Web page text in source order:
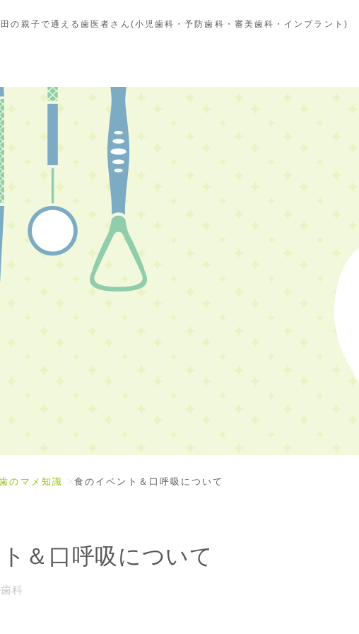
の親子で通える歯医者さん(小児歯科・予防歯科・審美歯科・インプラント)
のマメ知識 食のイベント＆口呼吸について
＆口呼吸について
科